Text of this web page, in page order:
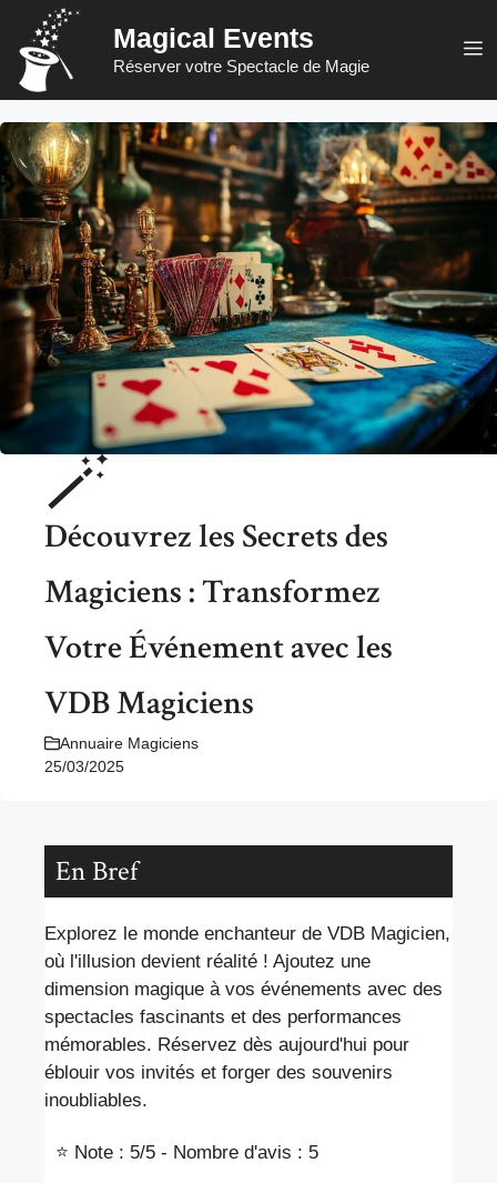
contenu
Magical Events
Réserver votre Spectacle de Magie
🪄
Découvrez les Secrets des
Magiciens : Transformez
Votre Événement avec les
VDB Magiciens
Annuaire Magiciens
25/03/2025
En Bref
Explorez le monde enchanteur de VDB Magicien,
où l'illusion devient réalité ! Ajoutez une
dimension magique à vos événements avec des
spectacles fascinants et des performances
mémorables. Réservez dès aujourd'hui pour
éblouir vos invités et forger des souvenirs
inoubliables.
⭐ Note : 5/5 - Nombre d'avis : 5